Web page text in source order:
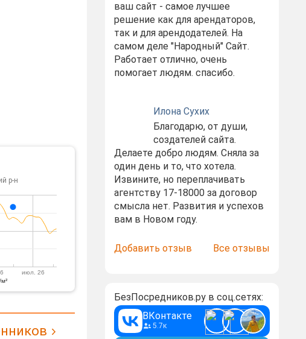
р-н
июл. 26
ваш сайт - самое лучшее
решение как для арендаторов,
так и для арендодателей. На
самом деле "Народный" Сайт.
Работает отлично, очень
помогает людям. спасибо.
Илона Сухих
Благодарю, от души,
создателей сайта.
Делаете добро людям. Сняла за
один день и то, что хотела.
Извините, но переплачивать
агентству 17-18000 за договор
смысла нет. Развития и успехов
вам в Новом году.
Добавить отзыв Все отзывы
БезПосредников.ру в соц.сетях:
ВКонтакте
5.7к